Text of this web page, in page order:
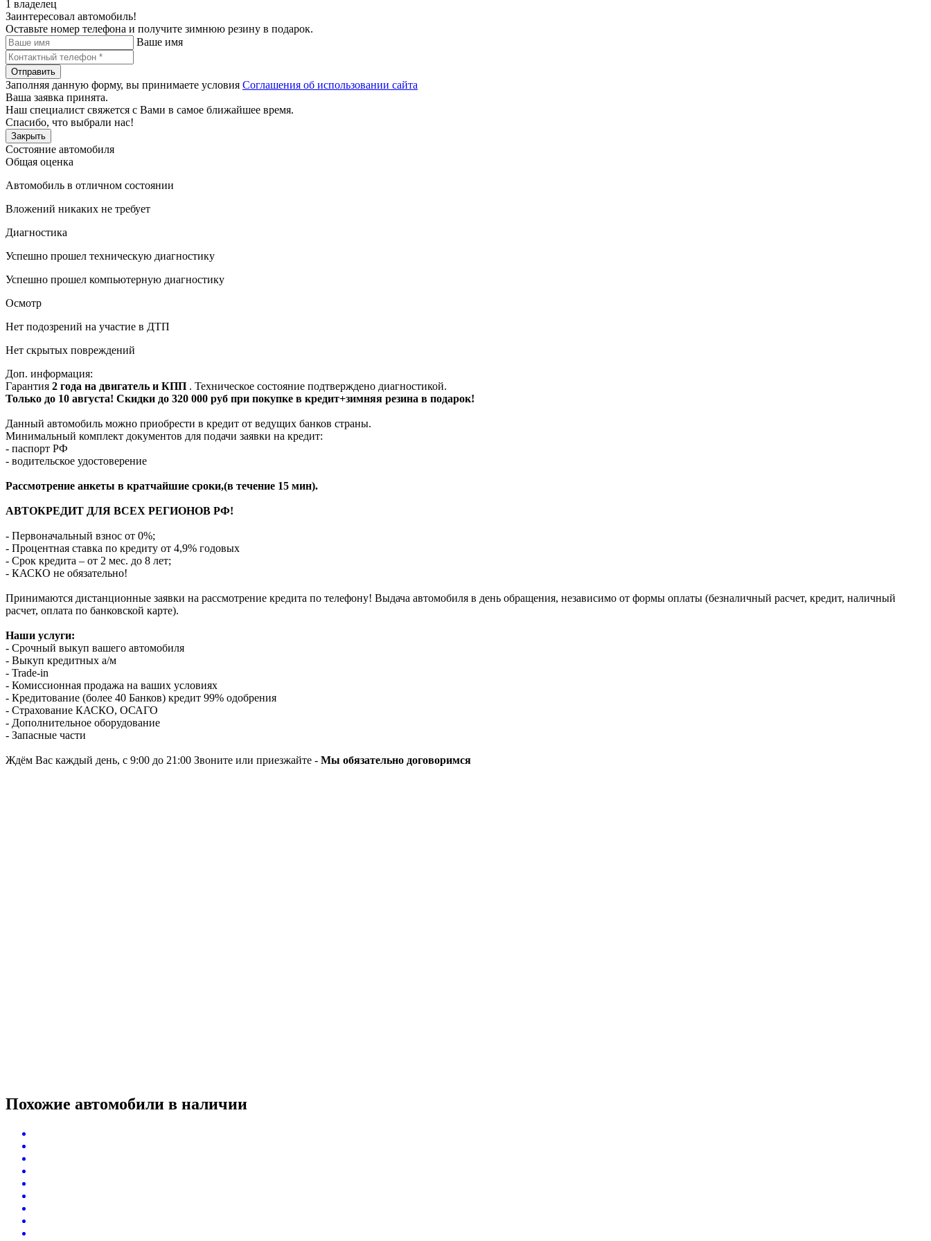
1 владелец
Заинтересовал автомобиль!
Оставьте номер телефона и получите зимнюю резину в подарок.
Ваше имя
Отправить
Заполняя данную форму, вы принимаете условия Соглашения об использовании сайта
Ваша заявка принята.
Наш специалист свяжется с Вами в самое ближайшее время.
Спасибо, что выбрали нас!
Закрыть
Состояние автомобиля
Общая оценка
Автомобиль в отличном состоянии
Вложений никаких не требует
Диагностика
Успешно прошел техническую диагностику
Успешно прошел компьютерную диагностику
Осмотр
Нет подозрений на участие в ДТП
Нет скрытых повреждений
Доп. информация:
Гарантия 2 года на двигатель и КПП . Техническое состояние подтверждено диагностикой.
Только до 10 августа! Скидки до 320 000 руб при покупке в кредит+зимняя резина в подарок!
Данный автомобиль можно приобрести в кредит от ведущих банков страны.
Минимальный комплект документов для подачи заявки на кредит:
- паспорт РФ
- водительское удостоверение
Рассмотрение анкеты в кратчайшие сроки,(в течение 15 мин).
АВТОКРЕДИТ ДЛЯ ВСЕХ РЕГИОНОВ РФ!
- Первоначальный взнос от 0%;
- Процентная ставка по кредиту от 4,9% годовых
- Срок кредита – от 2 мес. до 8 лет;
- КАСКО не обязательно!
Принимаются дистанционные заявки на рассмотрение кредита по телефону! Выдача автомобиля в день обращения, независимо от формы оплаты (безналичный расчет, кредит, наличный
расчет, оплата по банковской карте).
Наши услуги:
- Срочный выкуп вашего автомобиля
- Выкуп кредитных а/м
- Trade-in
- Комиссионная продажа на ваших условиях
- Кредитование (более 40 Банков) кредит 99% одобрения
- Страхование КАСКО, ОСАГО
- Дополнительное оборудование
- Запасные части
Ждём Вас каждый день, с 9:00 до 21:00 Звоните или приезжайте - Мы обязательно договоримся
Похожие автомобили в наличии